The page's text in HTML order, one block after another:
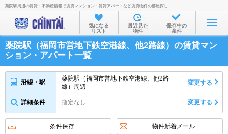
お部屋を探す
沿線・駅から
住所から
家賃相場から
不動産会社から
薬院駅周辺の賃貸・不動産情報で賃貸マンション・賃貸アパートなど賃貸物件の部屋探し
気になる
リスト
最近見た
物件
保存中の
条件
薬院駅（福岡市営地下鉄空港線、他2路線）の賃貸マン
ション・アパート一覧
沿線・駅
薬院駅（福岡市営地下鉄空港線、他2路
線）周辺
変更する
詳細条件 指定なし 変更する
条件保存 物件新着メール